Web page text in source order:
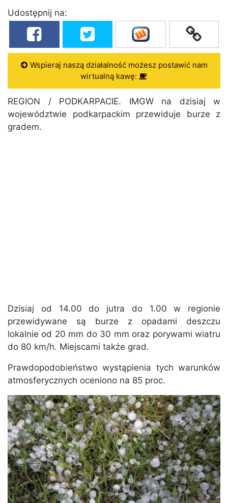
Udostępnij na:
Wspieraj naszą działalność możesz postawić nam
wirtualną kawę:
REGION / PODKARPACIE. IMGW na dzisiaj w
województwie podkarpackim przewiduje burze z
gradem.
Dzisiaj od 14.00 do jutra do 1.00 w regionie
przewidywane są burze z opadami deszczu
lokalnie od 20 mm do 30 mm oraz porywami wiatru
do 80 km/h. Miejscami także grad.
Prawdopodobieństwo wystąpienia tych warunków
atmosferycznych oceniono na 85 proc.